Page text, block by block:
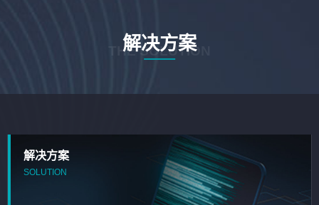
解决方案
THE SOLUTION
解决方案
SOLUTION